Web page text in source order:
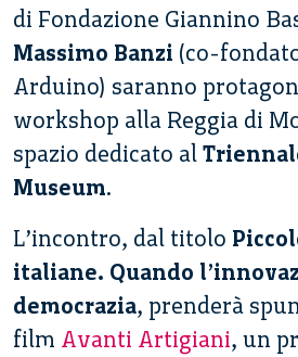
di Fondazione Giannino
Massimo Banzi (co-
Arduino) saranno
workshop alla Reggia di
spazio dedicato al
Museum.
L’incontro, dal titolo
italiane. Quando
democrazia, prenderà
film Avanti Artigiani, un